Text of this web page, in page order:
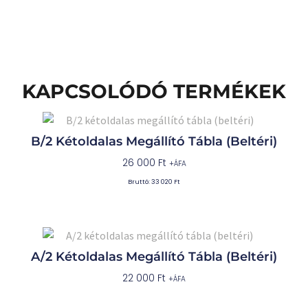
KAPCSOLÓDÓ TERMÉKEK
B/2 Kétoldalas Megállító Tábla (beltéri)
26 000 Ft +ÁFA
Bruttó:33 020 Ft
A/2 Kétoldalas Megállító Tábla (beltéri)
22 000 Ft +ÁFA